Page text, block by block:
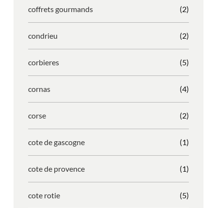
coffrets gourmands (2)
condrieu (2)
corbieres (5)
cornas (4)
corse (2)
cote de gascogne (1)
cote de provence (1)
cote rotie (5)